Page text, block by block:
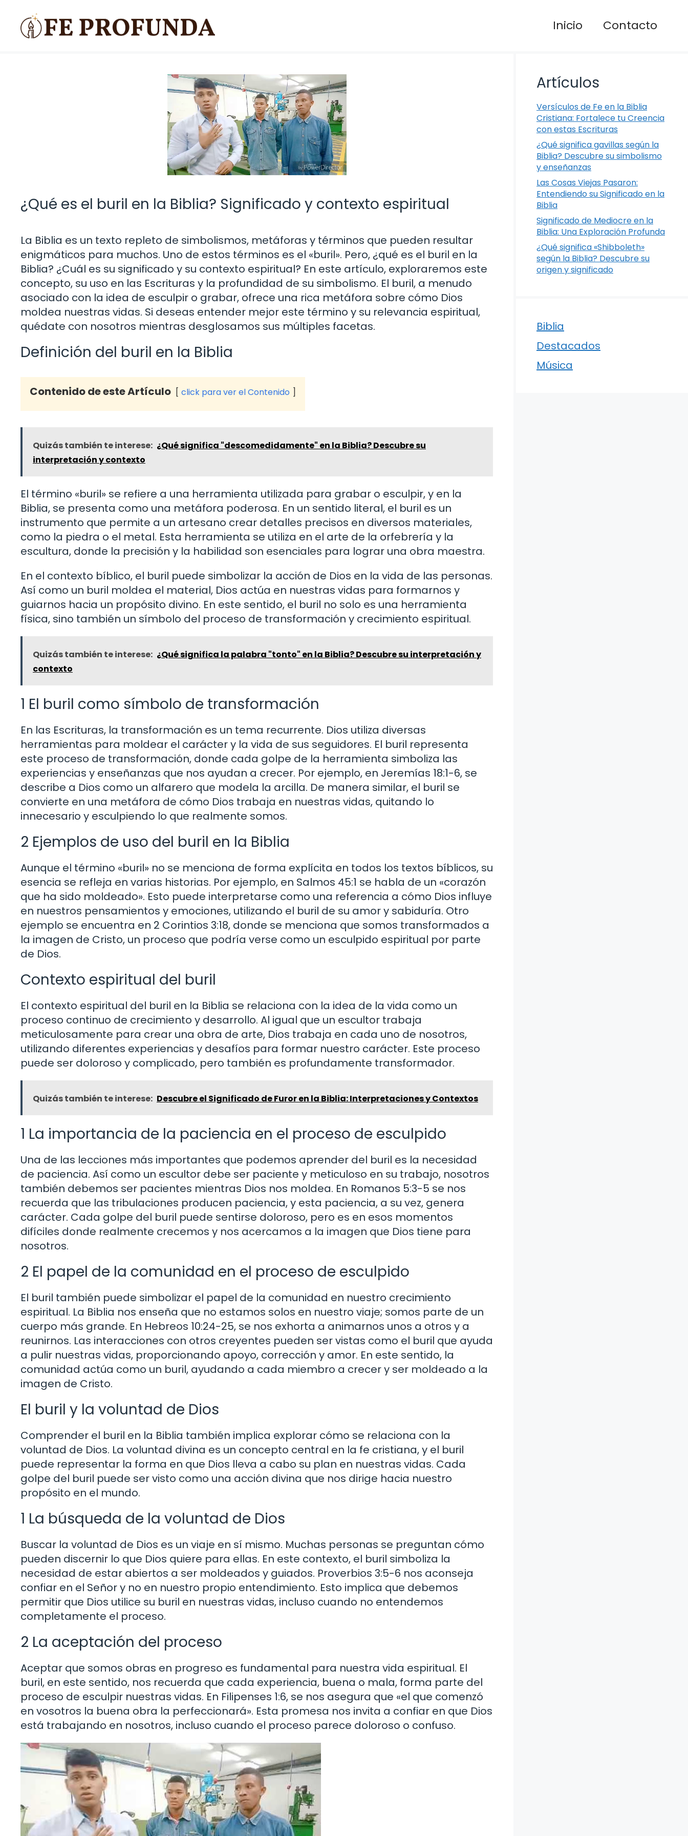
contenido
Inicio Contacto
¿Qué es el buril en la Biblia? Significado y contexto espiritual
La Biblia es un texto repleto de simbolismos, metáforas y términos que pueden resultar
enigmáticos para muchos. Uno de estos términos es el «buril». Pero, ¿qué es el buril en la
Biblia? ¿Cuál es su significado y su contexto espiritual? En este artículo, exploraremos este
concepto, su uso en las Escrituras y la profundidad de su simbolismo. El buril, a menudo
asociado con la idea de esculpir o grabar, ofrece una rica metáfora sobre cómo Dios
moldea nuestras vidas. Si deseas entender mejor este término y su relevancia espiritual,
quédate con nosotros mientras desglosamos sus múltiples facetas.
Definición del buril en la Biblia
Contenido de este Artículo click para ver el Contenido
Quizás también te interese: ¿Qué significa "descomedidamente" en la Biblia? Descubre su
interpretación y contexto
El término «buril» se refiere a una herramienta utilizada para grabar o esculpir, y en la
Biblia, se presenta como una metáfora poderosa. En un sentido literal, el buril es un
instrumento que permite a un artesano crear detalles precisos en diversos materiales,
como la piedra o el metal. Esta herramienta se utiliza en el arte de la orfebrería y la
escultura, donde la precisión y la habilidad son esenciales para lograr una obra maestra.
En el contexto bíblico, el buril puede simbolizar la acción de Dios en la vida de las personas.
Así como un buril moldea el material, Dios actúa en nuestras vidas para formarnos y
guiarnos hacia un propósito divino. En este sentido, el buril no solo es una herramienta
física, sino también un símbolo del proceso de transformación y crecimiento espiritual.
Quizás también te interese: ¿Qué significa la palabra "tonto" en la Biblia? Descubre su interpretación y
contexto
1 El buril como símbolo de transformación
En las Escrituras, la transformación es un tema recurrente. Dios utiliza diversas
herramientas para moldear el carácter y la vida de sus seguidores. El buril representa
este proceso de transformación, donde cada golpe de la herramienta simboliza las
experiencias y enseñanzas que nos ayudan a crecer. Por ejemplo, en Jeremías 18:1-6, se
describe a Dios como un alfarero que modela la arcilla. De manera similar, el buril se
convierte en una metáfora de cómo Dios trabaja en nuestras vidas, quitando lo
innecesario y esculpiendo lo que realmente somos.
2 Ejemplos de uso del buril en la Biblia
Aunque el término «buril» no se menciona de forma explícita en todos los textos bíblicos, su
esencia se refleja en varias historias. Por ejemplo, en Salmos 45:1 se habla de un «corazón
que ha sido moldeado». Esto puede interpretarse como una referencia a cómo Dios influye
en nuestros pensamientos y emociones, utilizando el buril de su amor y sabiduría. Otro
ejemplo se encuentra en 2 Corintios 3:18, donde se menciona que somos transformados a
la imagen de Cristo, un proceso que podría verse como un esculpido espiritual por parte
de Dios.
Contexto espiritual del buril
El contexto espiritual del buril en la Biblia se relaciona con la idea de la vida como un
proceso continuo de crecimiento y desarrollo. Al igual que un escultor trabaja
meticulosamente para crear una obra de arte, Dios trabaja en cada uno de nosotros,
utilizando diferentes experiencias y desafíos para formar nuestro carácter. Este proceso
puede ser doloroso y complicado, pero también es profundamente transformador.
Quizás también te interese: Descubre el Significado de Furor en la Biblia: Interpretaciones y Contextos
1 La importancia de la paciencia en el proceso de esculpido
Una de las lecciones más importantes que podemos aprender del buril es la necesidad
de paciencia. Así como un escultor debe ser paciente y meticuloso en su trabajo, nosotros
también debemos ser pacientes mientras Dios nos moldea. En Romanos 5:3-5 se nos
recuerda que las tribulaciones producen paciencia, y esta paciencia, a su vez, genera
carácter. Cada golpe del buril puede sentirse doloroso, pero es en esos momentos
difíciles donde realmente crecemos y nos acercamos a la imagen que Dios tiene para
nosotros.
2 El papel de la comunidad en el proceso de esculpido
El buril también puede simbolizar el papel de la comunidad en nuestro crecimiento
espiritual. La Biblia nos enseña que no estamos solos en nuestro viaje; somos parte de un
cuerpo más grande. En Hebreos 10:24-25, se nos exhorta a animarnos unos a otros y a
reunirnos. Las interacciones con otros creyentes pueden ser vistas como el buril que ayuda
a pulir nuestras vidas, proporcionando apoyo, corrección y amor. En este sentido, la
comunidad actúa como un buril, ayudando a cada miembro a crecer y ser moldeado a la
imagen de Cristo.
El buril y la voluntad de Dios
Comprender el buril en la Biblia también implica explorar cómo se relaciona con la
voluntad de Dios. La voluntad divina es un concepto central en la fe cristiana, y el buril
puede representar la forma en que Dios lleva a cabo su plan en nuestras vidas. Cada
golpe del buril puede ser visto como una acción divina que nos dirige hacia nuestro
propósito en el mundo.
1 La búsqueda de la voluntad de Dios
Buscar la voluntad de Dios es un viaje en sí mismo. Muchas personas se preguntan cómo
pueden discernir lo que Dios quiere para ellas. En este contexto, el buril simboliza la
necesidad de estar abiertos a ser moldeados y guiados. Proverbios 3:5-6 nos aconseja
confiar en el Señor y no en nuestro propio entendimiento. Esto implica que debemos
permitir que Dios utilice su buril en nuestras vidas, incluso cuando no entendemos
completamente el proceso.
2 La aceptación del proceso
Aceptar que somos obras en progreso es fundamental para nuestra vida espiritual. El
buril, en este sentido, nos recuerda que cada experiencia, buena o mala, forma parte del
proceso de esculpir nuestras vidas. En Filipenses 1:6, se nos asegura que «el que comenzó
en vosotros la buena obra la perfeccionará». Esta promesa nos invita a confiar en que Dios
está trabajando en nosotros, incluso cuando el proceso parece doloroso o confuso.
Artículos
Versículos de Fe en la Biblia
Cristiana: Fortalece tu Creencia
con estas Escrituras
¿Qué significa gavillas según la
Biblia? Descubre su simbolismo
y enseñanzas
Las Cosas Viejas Pasaron:
Entendiendo su Significado en la
Biblia
Significado de Mediocre en la
Biblia: Una Exploración Profunda
¿Qué significa «Shibboleth»
según la Biblia? Descubre su
origen y significado
Biblia
Destacados
Música